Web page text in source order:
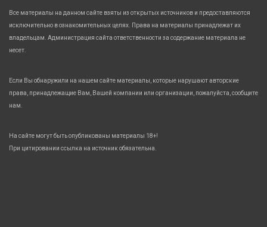
Все материалы на данном сайте взяты из открытых источников и предоставляются
исключительно в ознакомительных целях. Права на материалы принадлежат их
владельцам. Администрация сайта ответственности за содержание материала не
несет.
Если Вы обнаружили на нашем сайте материалы, которые нарушают авторские
права, принадлежащие Вам, Вашей компании или организации, пожалуйста, сообщите
нам.
На сайте могут быть опубликованы материалы 18+!
При цитировании ссылка на источник обязательна.